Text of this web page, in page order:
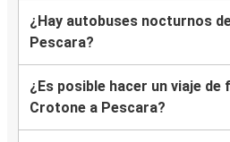
¿Hay autobuses nocturnos
Pescara?
¿Es posible hacer un viaje de
Crotone a Pescara?